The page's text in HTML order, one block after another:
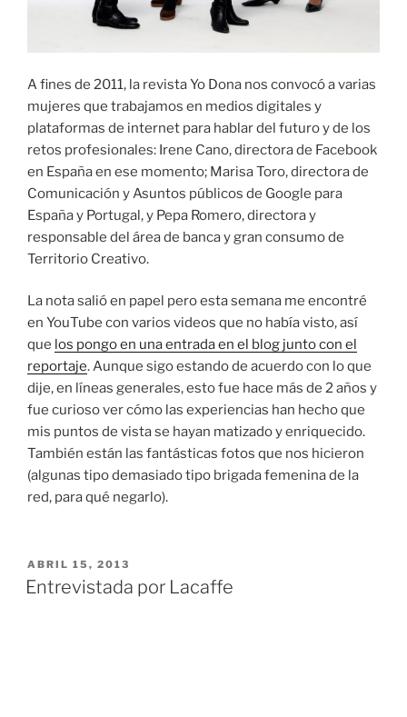
A fines de 2011, la revista Yo Dona nos convocó a varias
mujeres que trabajamos en medios digitales y
plataformas de internet para hablar del futuro y de los
retos profesionales: Irene Cano, directora de Facebook
en España en ese momento; Marisa Toro, directora de
Comunicación y Asuntos públicos de Google para
España y Portugal, y Pepa Romero, directora y
responsable del área de banca y gran consumo de
Territorio Creativo.
La nota salió en papel pero esta semana me encontré
en YouTube con varios videos que no había visto, así
que los pongo en una entrada en el blog junto con el
reportaje. Aunque sigo estando de acuerdo con lo que
dije, en líneas generales, esto fue hace más de 2 años y
fue curioso ver cómo las experiencias han hecho que
mis puntos de vista se hayan matizado y enriquecido.
También están las fantásticas fotos que nos hicieron
(algunas tipo demasiado tipo brigada femenina de la
red, para qué negarlo).
PUBLICADO
EL
ABRIL 15, 2013
Entrevistada por Lacaffe